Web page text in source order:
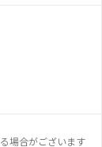
場合がございます